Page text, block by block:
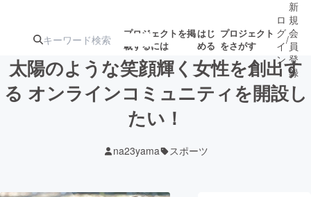
プロジェクトを掲
載するには
はじ
める
プロジェクト
をさがす
注目の新着プロ 募集終了が近いプ
ロ
グ
イ
ン
/
新
規
会
員
登
録
太陽のような笑顔輝く女性を創出す
る オンラインコミュニティを開設し
たい！
na23yama スポーツ